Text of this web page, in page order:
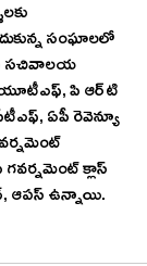
సంఘాలలో
సచివాలయ
పి ఆర్ టి
ఏపీ రెవెన్యూ
క్లాస్
ఆపస్ ఉన్నాయి.